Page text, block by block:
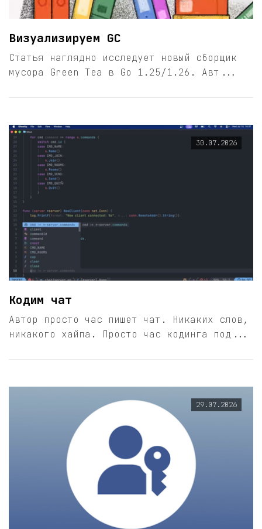
Визуализируем GC
Статья наглядно исследует новый сборщик
мусора Green Tea в Go 1.25/1.26. Авт...
30.07.2026
Кодим чат
Автор просто час пишет чат. Никаких слов,
никакого хайпа. Просто час кодинга под...
29.07.2026